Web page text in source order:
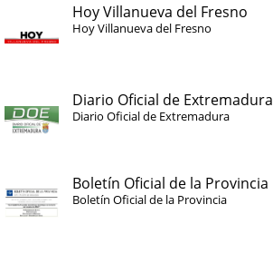
Hoy Villanueva del Fresno
Hoy Villanueva del Fresno
Diario Oficial de Extremadura
Diario Oficial de Extremadura
Boletín Oficial de la Provincia
Boletín Oficial de la Provincia